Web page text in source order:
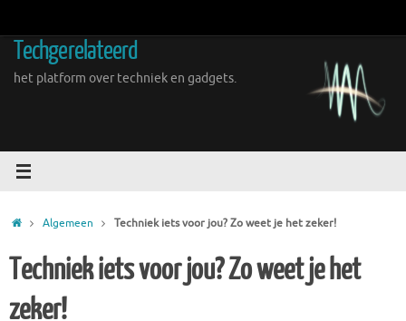
inhoud
Techgerelateerd
het platform over techniek en gadgets.
HomeAlgemeen Techniek iets voor jou? Zo weet je het zeker!
Techniek iets voor jou? Zo weet je het
zeker!